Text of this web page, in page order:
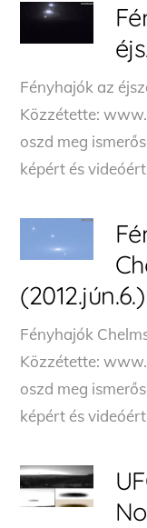
Fényhajók az
Közzétette:
oszd meg
képért és
(2012.jún.6.)
Fényhajók
Közzétette:
oszd meg
képért és